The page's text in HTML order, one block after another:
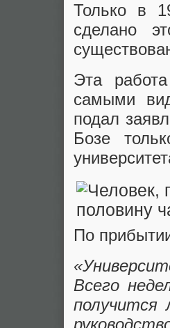
Только в
сделано
Эта
самыми
подал
Бозе
По
Всего
получится